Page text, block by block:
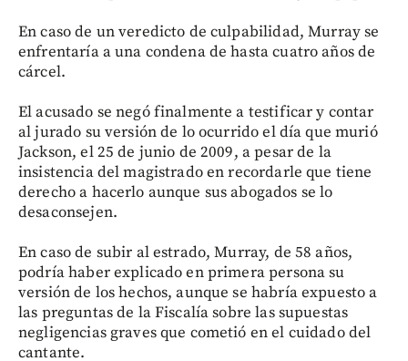
En caso de un veredicto de culpabilidad, Murray se
enfrentaría a una condena de hasta cuatro años de
cárcel.
El acusado se negó finalmente a testificar y contar
al jurado su versión de lo ocurrido el día que murió
Jackson, el 25 de junio de 2009, a pesar de la
insistencia del magistrado en recordarle que tiene
derecho a hacerlo aunque sus abogados se lo
desaconsejen.
En caso de subir al estrado, Murray, de 58 años,
podría haber explicado en primera persona su
versión de los hechos, aunque se habría expuesto a
las preguntas de la Fiscalía sobre las supuestas
negligencias graves que cometió en el cuidado del
cantante.